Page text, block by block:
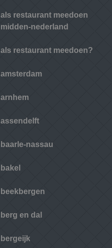
als restaurant meedoen
midden-nederland
als restaurant meedoen?
amsterdam
arnhem
assendelft
baarle-nassau
bakel
beekbergen
berg en dal
bergeijk